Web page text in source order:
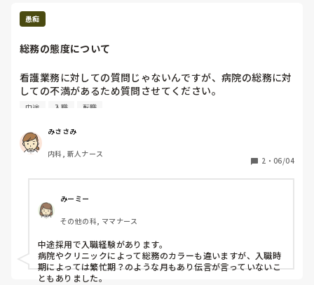
愚痴
総務の態度について
看護業務に対しての質問じゃないんですが、病院の総務に対
しての不満があるため質問させてください。
5月中旬から今の職場に入職しました。
きてくださいと言われ、総務からは日時について相違がない
ようメールをすると言われたのですが結局来ませんでした。
入職日に制服のクリーニング、返却場所を昼休憩の時に確認
したく総務に伺ったところ担当がいないためまた連絡すると
言われたので連絡が来るものだと思っていたら連絡きません
また昨日の昼に総務にナーシングスキルのパスワードをもら
ってないため、伺ったところ担当のものが昼休憩に行ってい
ると言われて伝えておくと言われましたが、今日1日待って
も音沙汰なしです。
※ナーシングスキルの案内は入職時の当日には特になかった
です。普通総務からナーシングスキルのパスワードはこれで
中途 入職 転職
みささみ
内科, 新人ナース
2 ・ 06/04
みーミー
その他の科, ママナース
中途採用で入職経験があります。
病院やクリニックによって総務のカラーも違いますが、入職時
期によっては繁忙期？のような月もあり伝言が言っていないこ
ともありました。